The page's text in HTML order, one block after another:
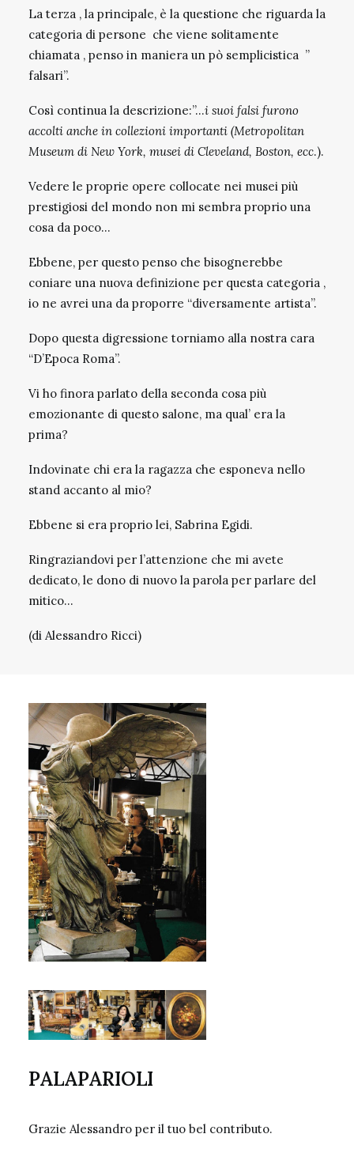
La terza , la principale, è la questione che riguarda la
categoria di persone che viene solitamente
chiamata , penso in maniera un pò semplicistica ”
falsari”.
Così continua la descrizione:”…i suoi falsi furono
accolti anche in collezioni importanti (Metropolitan
Museum di New York, musei di Cleveland, Boston, ecc.).
Vedere le proprie opere collocate nei musei più
prestigiosi del mondo non mi sembra proprio una
cosa da poco…
Ebbene, per questo penso che bisognerebbe
coniare una nuova definizione per questa categoria ,
io ne avrei una da proporre “diversamente artista”.
Dopo questa digressione torniamo alla nostra cara
“D’Epoca Roma”.
Vi ho finora parlato della seconda cosa più
emozionante di questo salone, ma qual’ era la
prima?
Indovinate chi era la ragazza che esponeva nello
stand accanto al mio?
Ebbene si era proprio lei, Sabrina Egidi.
Ringraziandovi per l’attenzione che mi avete
dedicato, le dono di nuovo la parola per parlare del
mitico…
(di Alessandro Ricci)
PALAPARIOLI
Grazie Alessandro per il tuo bel contributo.